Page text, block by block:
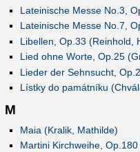
Lateinische Messe No.3,
Lateinische Messe No.7,
Libellen, Op.33 (Reinhold,
Lied ohne Worte, Op.25
Lieder der Sehnsucht,
Lístky do památníku
M
Maia (Kralik, Mathilde)
Martini Kirchweihe,